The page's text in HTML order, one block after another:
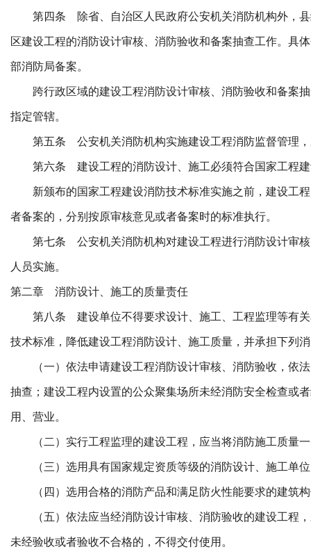
第四条 除省、自治区人民政府公安机关消防机构外，县
区建设工程的消防设计审核、消防验收和备案抽查工作。具
部消防局备案。
跨行政区域的建设工程消防设计审核、消防验收和备案抽
指定管辖。
第五条 公安机关消防机构实施建设工程消防监督管理，
第六条 建设工程的消防设计、施工必须符合国家工程建
新颁布的国家工程建设消防技术标准实施之前，建设工程
者备案的，分别按原审核意见或者备案时的标准执行。
第七条 公安机关消防机构对建设工程进行消防设计审核
人员实施。
第二章 消防设计、施工的质量责任
第八条 建设单位不得要求设计、施工、工程监理等有关
技术标准，降低建设工程消防设计、施工质量，并承担下列
（一）依法申请建设工程消防设计审核、消防验收，依法
抽查；建设工程内设置的公众聚集场所未经消防安全检查或
用、营业。
（二）实行工程监理的建设工程，应当将消防施工质量一
（三）选用具有国家规定资质等级的消防设计、施工单
（四）选用合格的消防产品和满足防火性能要求的建筑构
（五）依法应当经消防设计审核、消防验收的建设工程，
未经验收或者验收不合格的，不得交付使用。